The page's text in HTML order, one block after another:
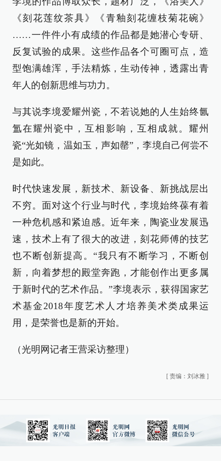
《刻花莲纹茶具》《青釉刻花缠枝菊花碗》
……一件件小有成绩的作品都是她潜心专研、
反复试验的成果。这些作品各个可圈可点，造
型饱满雄浑，手法精炼，生动传神，透露出青
年人的创新思维与功力。
与其说李境爱耀州瓷，不若说她的人生始终氤
氲在耀州瓷中，互相影响，互相成就。耀州
瓷“光如镜，温如玉，声如罄”，李境自己何尝不
是如此。
时代快速发展，新技术、新设备、新挑战层出
不穷。面对这个行业与时代，李境始终葆有着
一种危机感和紧迫感。近年来，陶瓷业发展迅
速，技术上有了很大的改进，刻花师傅的技艺
也不断创新提高。“我只有不断学习，不断创
新，向着梦想的殿堂奔跑，才能创作出更多属
于新时代的艺术作品。”李境表示，获得国家艺
术基金2018年度艺术人才培养美术类成果运
用，是荣誉也是新的开始。
（光明网记者王营采访整理）
[ 责编：刘冰雅 ]